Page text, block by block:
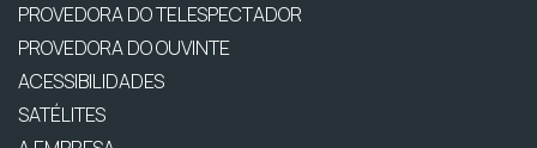
PROVEDORA DO TELESPECTADOR
PROVEDORA DO OUVINTE
ACESSIBILIDADES
SATÉLITES